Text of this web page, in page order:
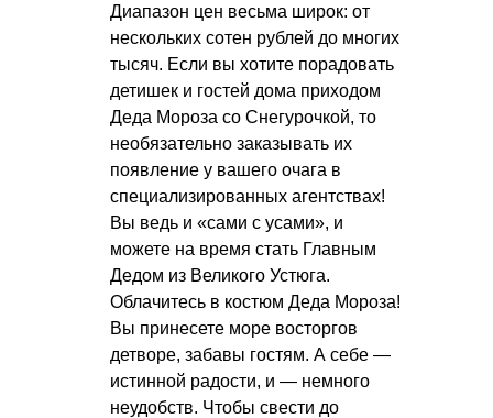
Диапазон цен весьма широк: от
нескольких сотен рублей до многих
тысяч. Если вы хотите порадовать
детишек и гостей дома приходом
Деда Мороза со Снегурочкой, то
необязательно заказывать их
появление у вашего очага в
специализированных агентствах!
Вы ведь и «сами с усами», и
можете на время стать Главным
Дедом из Великого Устюга.
Облачитесь в костюм Деда Мороза!
Вы принесете море восторгов
детворе, забавы гостям. А себе —
истинной радости, и — немного
неудобств. Чтобы свести до